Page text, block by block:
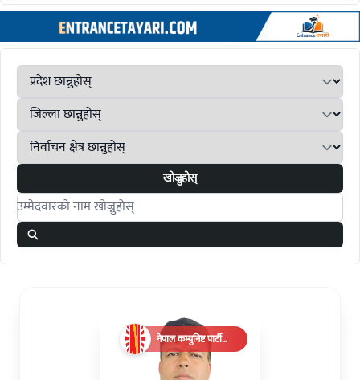
खोज्नुहोस्
Search candidates
नेपाल कम्युनिष्ट पार्टी
(एमाले)